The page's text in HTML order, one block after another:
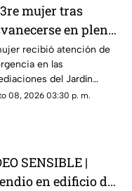
mujer tras
en plena
en el Centro
de Querétaro
recibió atención de
en las
del Jardín
pero los
08, 2026 03:30 p. m.
SENSIBLE |
en edificio de